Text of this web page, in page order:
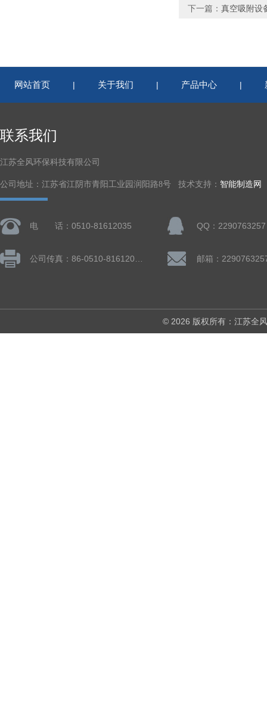
下一篇： 真空吸附设
网站首页 | 关于我们 | 产品中心 |
联系我们
江苏全风环保科技有限公司
公司地址：江苏省江阴市青阳工业园润阳路8号 技术支持： 智能制造网
电 话：0510-81612035 QQ：2290763257
邮箱：
© 2026 版权所有：江苏全